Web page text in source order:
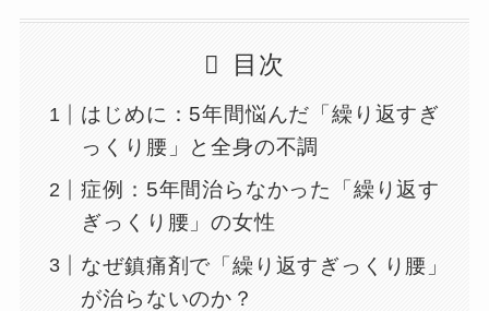
目次
はじめに：5年間悩んだ「繰り返すぎ
っくり腰」と全身の不調
症例：5年間治らなかった「繰り返す
ぎっくり腰」の女性
なぜ鎮痛剤で「繰り返すぎっくり腰」
が治らないのか？